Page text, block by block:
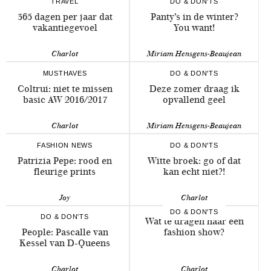
365 dagen per jaar dat
vakantiegevoel
Charlot
Panty’s in de winter?
You want!
Miriam Hensgens-Beaujean
MUSTHAVES
Coltrui: niet te missen
basic AW 2016/2017
Charlot
DO & DON'TS
Deze zomer draag ik
opvallend geel
Miriam Hensgens-Beaujean
FASHION NEWS
Patrizia Pepe: rood en
fleurige prints
Joy
DO & DON'TS
Witte broek: go of dat
kan echt niet?!
Charlot
DO & DON'TS
People: Pascalle van
Kessel van D-Queens
DO & DON'TS
Wat te dragen naar een
fashion show?